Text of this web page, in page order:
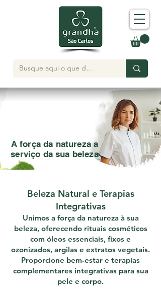
A força da natureza a
serviço da sua beleza
Beleza Natural e Terapias
Integrativas
Unimos a força da natureza à sua
beleza, oferecendo rituais cosméticos
com óleos essenciais, fixos e
ozonizados, argilas e extratos vegetais.
Proporcione bem-estar e terapias
complementares integrativas para sua
pele e corpo.